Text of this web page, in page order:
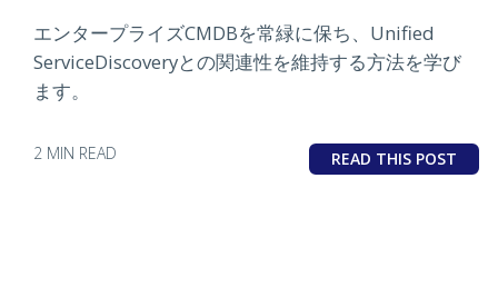
エンタープライズCMDBを常緑に保ち、Unified
ServiceDiscoveryとの関連性を維持する方法を学び
ます。
2 MIN READ READ THIS POST